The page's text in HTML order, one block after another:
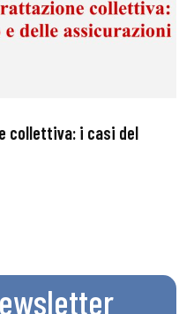
collettiva: i casi del